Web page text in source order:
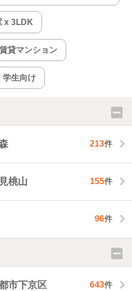
x 3LDK
貸マンション
学生向け
213件
桃山 155件
96件
市下京区 643件